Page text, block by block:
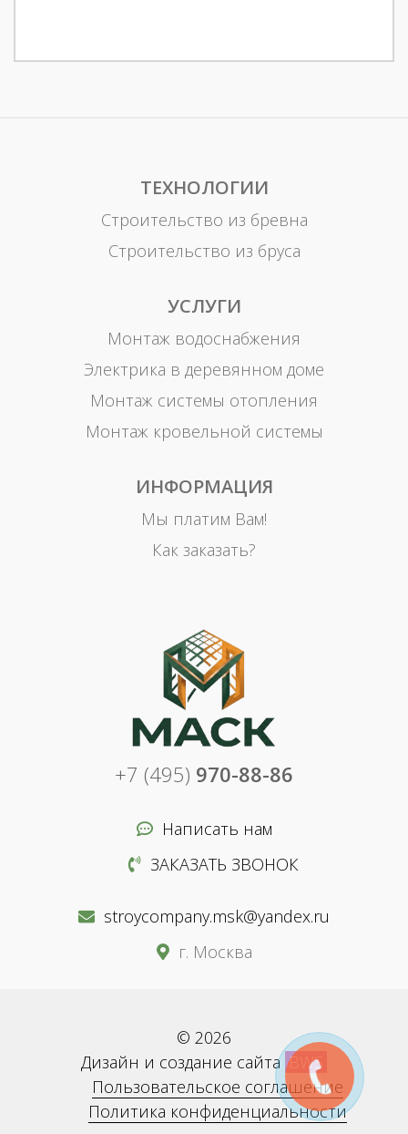
ТЕХНОЛОГИИ
Строительство из бревна
Строительство из бруса
УСЛУГИ
Монтаж водоснабжения
Электрика в деревянном доме
Монтаж системы отопления
Монтаж кровельной системы
ИНФОРМАЦИЯ
Мы платим Вам!
Как заказать?
+7 (495) 970-88-86
Написать нам
ЗАКАЗАТЬ ЗВОНОК
stroycompany.msk@yandex.ru
г. Москва
© 2026
Дизайн и создание сайта BWS
Пользовательское соглашение
Политика конфиденциальности